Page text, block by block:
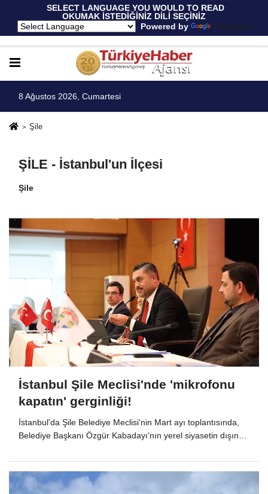
SELECT LANGUAGE YOU WOULD TO READ
OKUMAK İSTEDİĞİNİZ DİLİ SEÇİNİZ
Powered by
Translate
8 Ağustos 2026, Cumartesi
Şile
ŞİLE - İstanbul'un İlçesi
Şile
İstanbul Şile Meclisi'nde 'mikrofonu
kapatın' gerginliği!
İstanbul'da Şile Belediye Meclisi'nin Mart ayı toplantısında,
Belediye Başkanı Özgür Kabadayı'nın yerel siyasetin dışında
Parti Meclis Grup Sözcüsü Kaya Kocaman'ın çıkışı üzerine
Başkan Kabaayı ile "Mikrofonu kapatın. Alın şu mikrofonu"
gerginliği yaşandı.